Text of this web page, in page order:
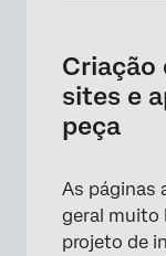
Criação
sites e
peça
As páginas
geral muito
projeto de